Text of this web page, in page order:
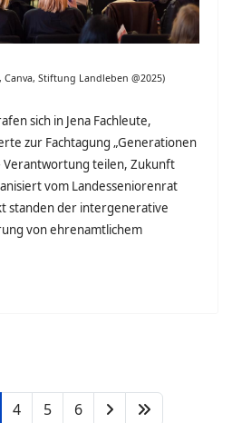
Stiftung Landleben @2025)
sich in Jena Fachleute,
zur Fachtagung „Generationen
Verantwortung teilen, Zukunft
vom Landesseniorenrat
standen der intergenerative
von ehrenamtlichem
4 5 6